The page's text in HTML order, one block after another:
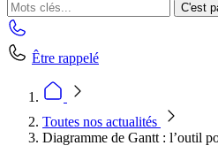
C'est
Être rappelé
Toutes nos actualités
Diagramme de Gantt : l’outil